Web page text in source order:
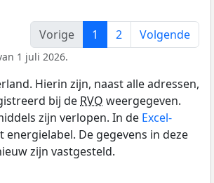
Vorige 1 2 Volgende
1 juli 2026.
Hierin zijn, naast alle adressen,
bij de RVO weergegeven.
zijn verlopen. In de Excel-
De gegevens in deze
zijn vastgesteld.